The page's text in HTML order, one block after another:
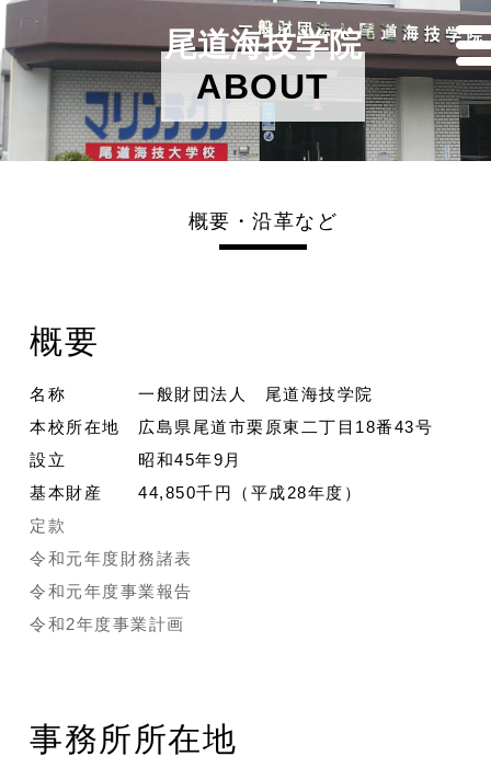
ABOUT
概要・沿革など
概要
名称 一般財団法人 尾道海技学院
本校所在地 広島県尾道市栗原東二丁目18番43号
設立 昭和45年9月
基本財産 44,850千円（平成28年度）
定款
令和元年度財務諸表
令和元年度事業報告
令和2年度事業計画
事務所所在地
尾道海技学院